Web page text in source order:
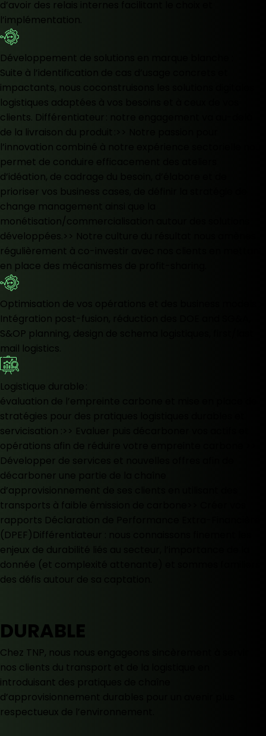
d’avoir des relais internes facilitant le choix et
l’implémentation.
Développement de solutions en marque blanche :
Suite à l’identification de cas d’usage concrets et
impactants, nous coconstruisons les solutions digitales
logistiques adaptées à vos besoins et à ceux de vos
clients. Différentiateur : notre engagement va au-delà
de la livraison du produit :>> Notre passion pour
l’innovation combiné à notre expérience sectorielle nous
permet de conduire efficacement des ateliers
d’idéation, de cadrage du besoin, d’élabore et de
prioriser vos business cases, de définir la stratégie de
change management ainsi que la
monétisation/commercialisation autour des solutions
développées.>> Notre culture du résultat nous amènes
régulièrement à co-investir avec nos clients en mettant
en place des mécanismes de profit-sharing.
Optimisation de vos opérations et des business models :
Intégration post-fusion, réduction des DOE and SG&A,
S&OP planning, design de schema logistiques, first/last
mail logistics.
Logistique durable :
évaluation de l’empreinte carbone et mise en place de
stratégies pour des pratiques logistiques durables et
servicisation :>> Evaluer puis décarboner vos actifs et
opérations afin de réduire votre empreinte carbone >>
Développer de services et nouvelles offres afin de
décarboner une partie de la chaîne
d’approvisionnement de ses clients en utilisant des
transports à faible émission de carbone>> Créer vos
rapports Déclaration de Performance Extra-Financière
(DPEF)Différentiateur : nous connaissons finement les
enjeux de durabilité liés au secteur, l’importance de la
donnée (et complexité attenante) et sommes familiers
des défis autour de sa captation.
DURABLE
Chez TNP, nous nous engageons sincèrement à servir
nos clients du transport et de la logistique en
introduisant des pratiques de chaîne
d’approvisionnement durables pour un avenir plus
respectueux de l’environnement.